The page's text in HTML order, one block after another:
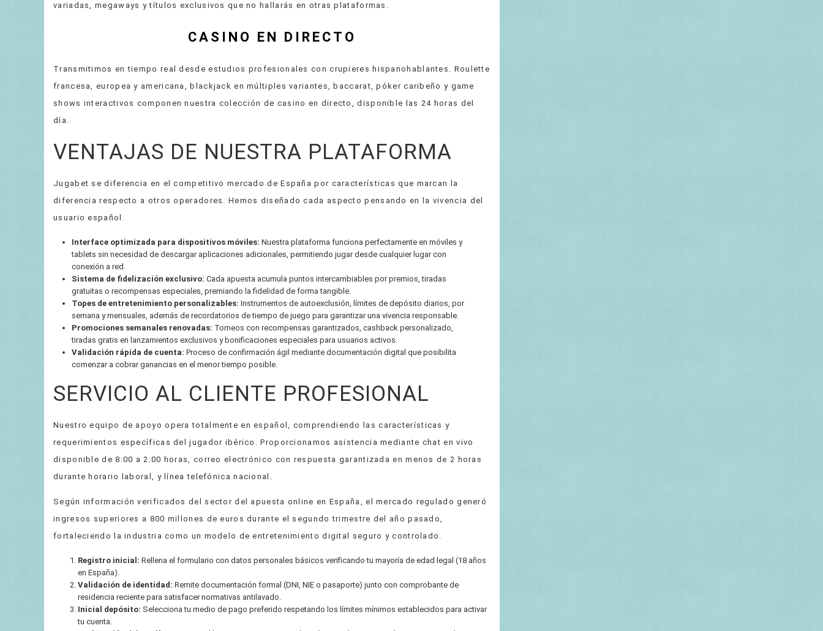
variadas, megaways y títulos exclusivos que no hallarás en otras plataformas.
CASINO EN DIRECTO
Transmitimos en tiempo real desde estudios profesionales con crupieres hispanohablantes. Roulette
francesa, europea y americana, blackjack en múltiples variantes, baccarat, póker caribeño y game
shows interactivos componen nuestra colección de casino en directo, disponible las 24 horas del
día.
VENTAJAS DE NUESTRA PLATAFORMA
Jugabet se diferencia en el competitivo mercado de España por características que marcan la
diferencia respecto a otros operadores. Hemos diseñado cada aspecto pensando en la vivencia del
usuario español.
Interface optimizada para dispositivos móviles: Nuestra plataforma funciona perfectamente en móviles y
tablets sin necesidad de descargar aplicaciones adicionales, permitiendo jugar desde cualquier lugar con
conexión a red.
Sistema de fidelización exclusivo: Cada apuesta acumula puntos intercambiables por premios, tiradas
gratuitas o recompensas especiales, premiando la fidelidad de forma tangible.
Topes de entretenimiento personalizables: Instrumentos de autoexclusión, límites de depósito diarios, por
semana y mensuales, además de recordatorios de tiempo de juego para garantizar una vivencia responsable.
Promociones semanales renovadas: Torneos con recompensas garantizados, cashback personalizado,
tiradas gratis en lanzamientos exclusivos y bonificaciones especiales para usuarios activos.
Validación rápida de cuenta: Proceso de confirmación ágil mediante documentación digital que posibilita
comenzar a cobrar ganancias en el menor tiempo posible.
SERVICIO AL CLIENTE PROFESIONAL
Nuestro equipo de apoyo opera totalmente en español, comprendiendo las características y
requerimientos específicas del jugador ibérico. Proporcionamos asistencia mediante chat en vivo
disponible de 8:00 a 2:00 horas, correo electrónico con respuesta garantizada en menos de 2 horas
durante horario laboral, y línea telefónica nacional.
Según información verificados del sector del apuesta online en España, el mercado regulado generó
ingresos superiores a 800 millones de euros durante el segundo trimestre del año pasado,
fortaleciendo la industria como un modelo de entretenimiento digital seguro y controlado.
Registro inicial: Rellena el formulario con datos personales básicos verificando tu mayoría de edad legal (18 años
en España).
Validación de identidad: Remite documentación formal (DNI, NIE o pasaporte) junto con comprobante de
residencia reciente para satisfacer normativas antilavado.
Inicial depósito: Selecciona tu medio de pago preferido respetando los límites mínimos establecidos para activar
tu cuenta.